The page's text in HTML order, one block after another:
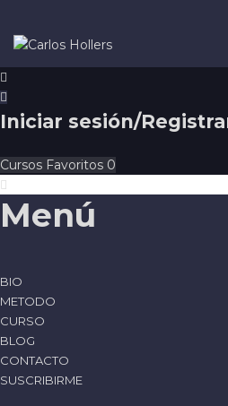
Iniciar sesión/
Cursos Favoritos 0
Menú
BIO
METODO
CURSO
BLOG
CONTACTO
SUSCRIBIRME